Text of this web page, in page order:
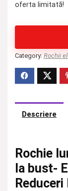
oferta limitată!
Category: Rochii
Descriere
Rochie
la bust-